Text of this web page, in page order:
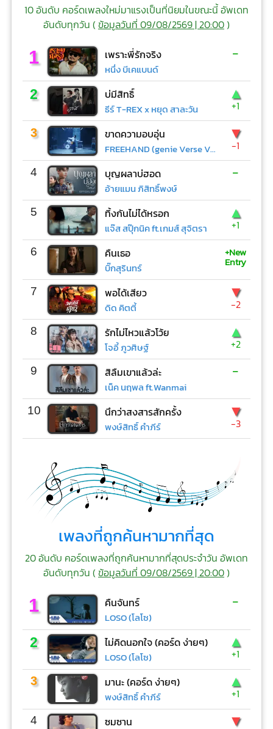
10 อันดับ คอร์ดเพลงใหม่มาแรงเป็นที่นิยมในขณะนี้ อัพเดท
อันดับทุกวัน (ข้อมูลวันที่ 09/08/2569 | 20:00)
1 เพราะพี่รักจริง
หนึ่ง บีเคแบนด์
-
2 บ่มีสิทธิ์
ธีร์ T-REX x หยุด สาละวัน
▲
+1
3 ขาดความอบอุ่น
FREEHAND (genie Verse Vol.1)
▼
-1
4 บุญผลาบ่ฮอด
อ้ายแมน ภิสิทธิ์พงษ์
-
5 ทิ้งกันไม่ได้หรอก
แจ๊ส สปุ๊กนิค ft.เกมส์ สุจิตรา
▲
+1
6 คืนเธอ
บิ๊กสุรินทร์
+New
Entry
7 พอได้เสียว
ดิด คิตตี้
▼
-2
8 รักไม่ไหวแล้วโว้ย
โจอี้ ภูวศิษฐ์
▲
+2
9 สิลืมเขาแล้วล่ะ
เน็ค นฤพล ft.Wanmai
-
10 นึกว่าสงสารสักครั้ง
พงษ์สิทธิ์ คำภีร์
▼
-3
เพลงที่ถูกค้นหามากที่สุด
20 อันดับ คอร์ดเพลงที่ถูกค้นหามากที่สุดประจำวัน อัพเดท
อันดับทุกวัน (ข้อมูลวันที่ 09/08/2569 | 20:00)
1 คืนจันทร์
LOSO (โลโซ)
-
2 ไม่คิดนอกใจ (คอร์ด ง่ายๆ)
LOSO (โลโซ)
▲
+1
3 มานะ (คอร์ด ง่ายๆ)
พงษ์สิทธิ์ คำภีร์
▲
+1
4 ซมซาน ▼